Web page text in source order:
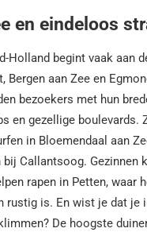
en eindeloos
Holland begint vaak aan
Bergen aan Zee en
bezoekers met hun
en gezellige boulevards.
in Bloemendaal aan
Callantsoog. Gezinnen
rapen in Petten, waar
rustig is. En wist je dat je
De hoogste